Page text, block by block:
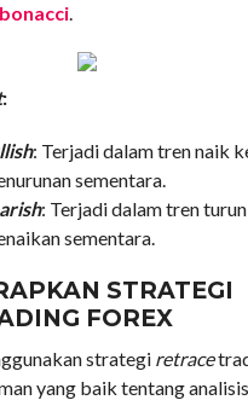
.
:
: Terjadi dalam tren naik
sementara.
: Terjadi dalam tren
sementara.
STRATEGI
FOREX
strategi retrace
yang baik tentang